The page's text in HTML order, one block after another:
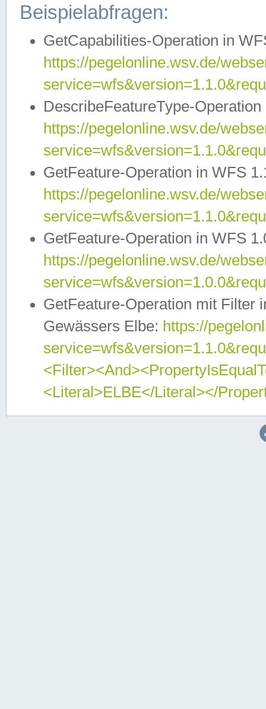
Beispielabfragen:
GetCapabilities-Operation in
https://pegelonline.wsv.de/
DescribeFeatureType-
https://pegelonline.wsv.de/
GetFeature-Operation in WFS
https://pegelonline.wsv.de/
GetFeature-Operation in WFS
https://pegelonline.wsv.de/
GetFeature-Operation mit Filter
Gewässers Elbe: https://
<Literal>ELBE</Literal></